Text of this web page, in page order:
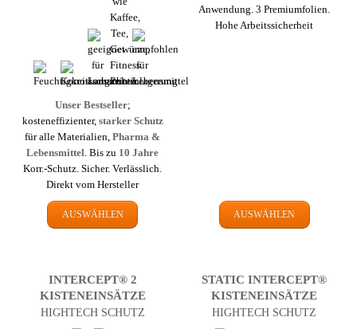
Unser Bestseller;
kosteneffizienter, starker Schutz
für alle Materialien,Pharma &
Lebens­mittel . Bis zu 10 Jahre
Korr.-Schutz. Sicher. Verlässlich.
Direkt vom Hersteller
AUSWÄHLEN
Anwendung. 3 Premium­folien.
Hohe Arbeits­sicherheit
AUSWÄHLEN
INTERCEPT® 2
KISTEN­EINSÄTZE
HIGHTECH SCHUTZ
STATIC INTERCEPT®
KISTEN­EINSÄTZE
HIGHTECH SCHUTZ